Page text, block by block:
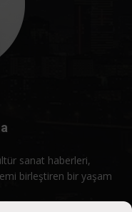
sanat haberleri,
birleştiren bir yaşam